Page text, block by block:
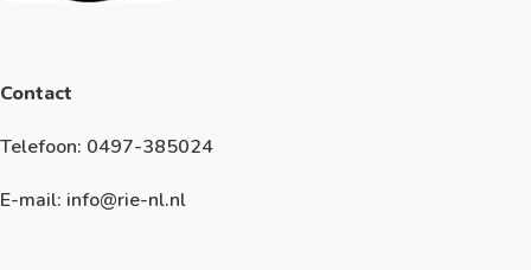
Contact
Telefoon: 0497-385024
E-mail: info@rie-nl.nl